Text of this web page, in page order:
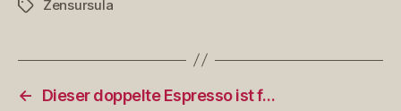
Schlagwörter
Zensursula
←
Dieser doppelte Espresso ist f…